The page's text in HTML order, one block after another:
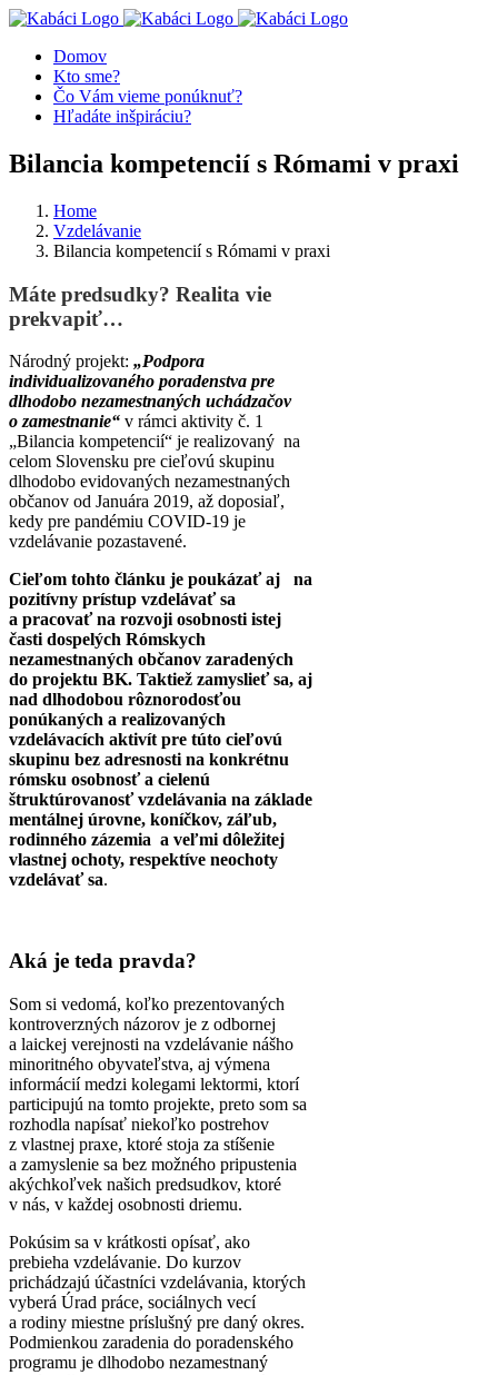
Skip
content
Facebook
X
YouTube
Instagram
Domov
Kto sme?
Čo Vám vieme ponúknuť?
Hľadáte inšpiráciu?
Bilancia kompetencií s Rómami v praxi
Home
Vzdelávanie
Bilancia kompetencií s Rómami v praxi
Máte predsudky? Realita vie
prekvapiť…
Národný projekt: „Podpora
individualizovaného poradenstva pre
dlhodobo nezamestnaných uchádzačov
o zamestnanie“ v rámci aktivity č. 1
„Bilancia kompetencií“ je realizovaný na
celom Slovensku pre cieľovú skupinu
dlhodobo evidovaných nezamestnaných
občanov od Januára 2019, až doposiaľ,
kedy pre pandémiu COVID-19 je
vzdelávanie pozastavené.
Cieľom tohto článku je poukázať aj na
pozitívny prístup vzdelávať sa
a pracovať na rozvoji osobnosti istej
časti dospelých Rómskych
nezamestnaných občanov zaradených
do projektu BK. Taktiež zamyslieť sa, aj
nad dlhodobou rôznorodosťou
ponúkaných a realizovaných
vzdelávacích aktivít pre túto cieľovú
skupinu bez adresnosti na konkrétnu
rómsku osobnosť a cielenú
štruktúrovanosť vzdelávania na základe
mentálnej úrovne, koníčkov, záľub,
rodinného zázemia a veľmi dôležitej
vlastnej ochoty, respektíve neochoty
vzdelávať sa.
Aká je teda pravda?
Som si vedomá, koľko prezentovaných
kontroverzných názorov je z odbornej
a laickej verejnosti na vzdelávanie nášho
minoritného obyvateľstva, aj výmena
informácií medzi kolegami lektormi, ktorí
participujú na tomto projekte, preto som sa
rozhodla napísať niekoľko postrehov
z vlastnej praxe, ktoré stoja za stíšenie
a zamyslenie sa bez možného pripustenia
akýchkoľvek našich predsudkov, ktoré
v nás, v každej osobnosti driemu.
Pokúsim sa v krátkosti opísať, ako
prebieha vzdelávanie. Do kurzov
prichádzajú účastníci vzdelávania, ktorých
vyberá Úrad práce, sociálnych vecí
a rodiny miestne príslušný pre daný okres.
Podmienkou zaradenia do poradenského
programu je dlhodobo nezamestnaný